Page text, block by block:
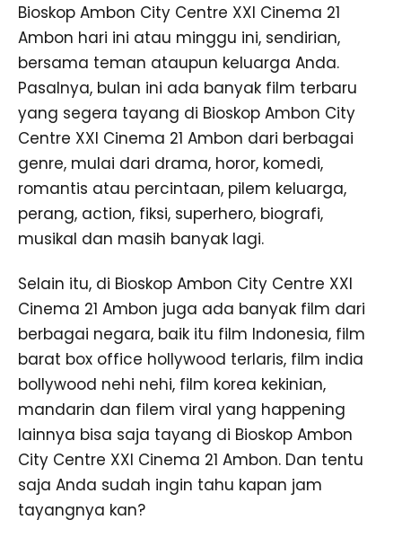
Bioskop Ambon City Centre XXI Cinema 21
Ambon hari ini atau minggu ini, sendirian,
bersama teman ataupun keluarga Anda.
Pasalnya, bulan ini ada banyak film terbaru
yang segera tayang di Bioskop Ambon City
Centre XXI Cinema 21 Ambon dari berbagai
genre, mulai dari drama, horor, komedi,
romantis atau percintaan, pilem keluarga,
perang, action, fiksi, superhero, biografi,
musikal dan masih banyak lagi.
Selain itu, di Bioskop Ambon City Centre XXI
Cinema 21 Ambon juga ada banyak film dari
berbagai negara, baik itu film Indonesia, film
barat box office hollywood terlaris, film india
bollywood nehi nehi, film korea kekinian,
mandarin dan filem viral yang happening
lainnya bisa saja tayang di Bioskop Ambon
City Centre XXI Cinema 21 Ambon. Dan tentu
saja Anda sudah ingin tahu kapan jam
tayangnya kan?